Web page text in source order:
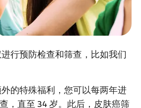
行预防检查和筛查，比如我们
的特殊福利，您可以每两年进
，直至 34 岁。此后，皮肤癌筛